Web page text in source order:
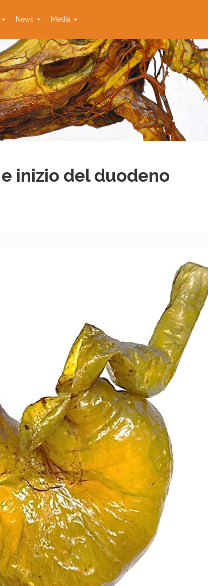
News Media
inizio del duodeno